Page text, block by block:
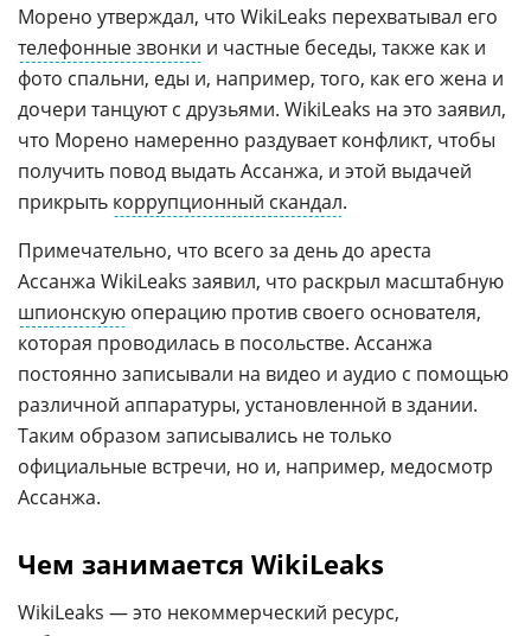
Морено утверждал, что WikiLeaks перехватывал его
телефонные звонки и частные беседы, также как и
фото спальни, еды и, например, того, как его жена и
дочери танцуют с друзьями. WikiLeaks на это заявил,
что Морено намеренно раздувает конфликт, чтобы
получить повод выдать Ассанжа, и этой выдачей
прикрыть коррупционный скандал.
Примечательно, что всего за день до ареста
Ассанжа WikiLeaks заявил, что раскрыл масштабную
шпионскую операцию против своего основателя,
которая проводилась в посольстве. Ассанжа
постоянно записывали на видео и аудио с помощью
различной аппаратуры, установленной в здании.
Таким образом записывались не только
официальные встречи, но и, например, медосмотр
Ассанжа.
Чем занимается WikiLeaks
WikiLeaks — это некоммерческий ресурс,